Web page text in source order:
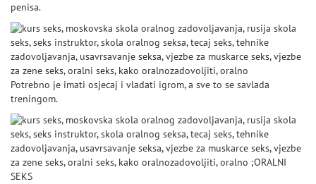
penisa.
Potrebno je imati osjecaj i vladati igrom, a sve to se savlada
treningom.